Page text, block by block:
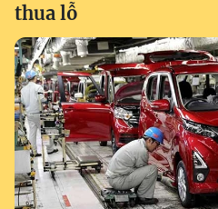
thua lỗ